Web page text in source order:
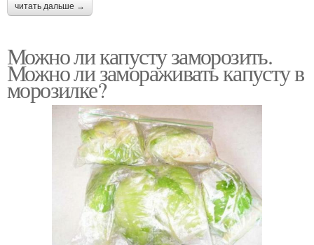
читать дальше →
Можно ли капусту заморозить.
Можно ли замораживать капусту в
морозилке?